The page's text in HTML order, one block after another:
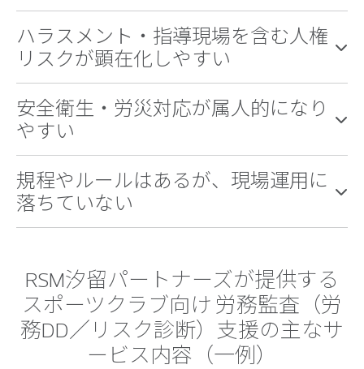
ハラスメント・指導現場を含む人権
リスクが顕在化しやすい
安全衛生・労災対応が属人的になり
やすい
規程やルールはあるが、現場運用に
落ちていない
RSM汐留パートナーズが提供する
スポーツクラブ向け 労務監査（労
務DD／リスク診断）支援の主なサ
ービス内容（一例）